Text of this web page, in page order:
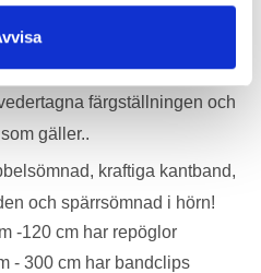
Utförande
färgställningen och
gäller..
kraftiga kantband,
och spärrsömnad i hörn!
-120 cm har repöglor
- 300 cm har bandclips